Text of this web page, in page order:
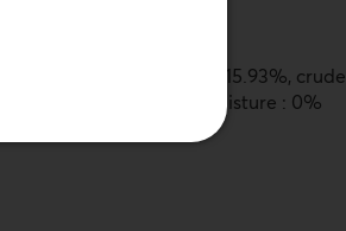
: 60.62 % , crude fat : 15.93%, crude
, crude ash : 5.75% , moisture : 0%